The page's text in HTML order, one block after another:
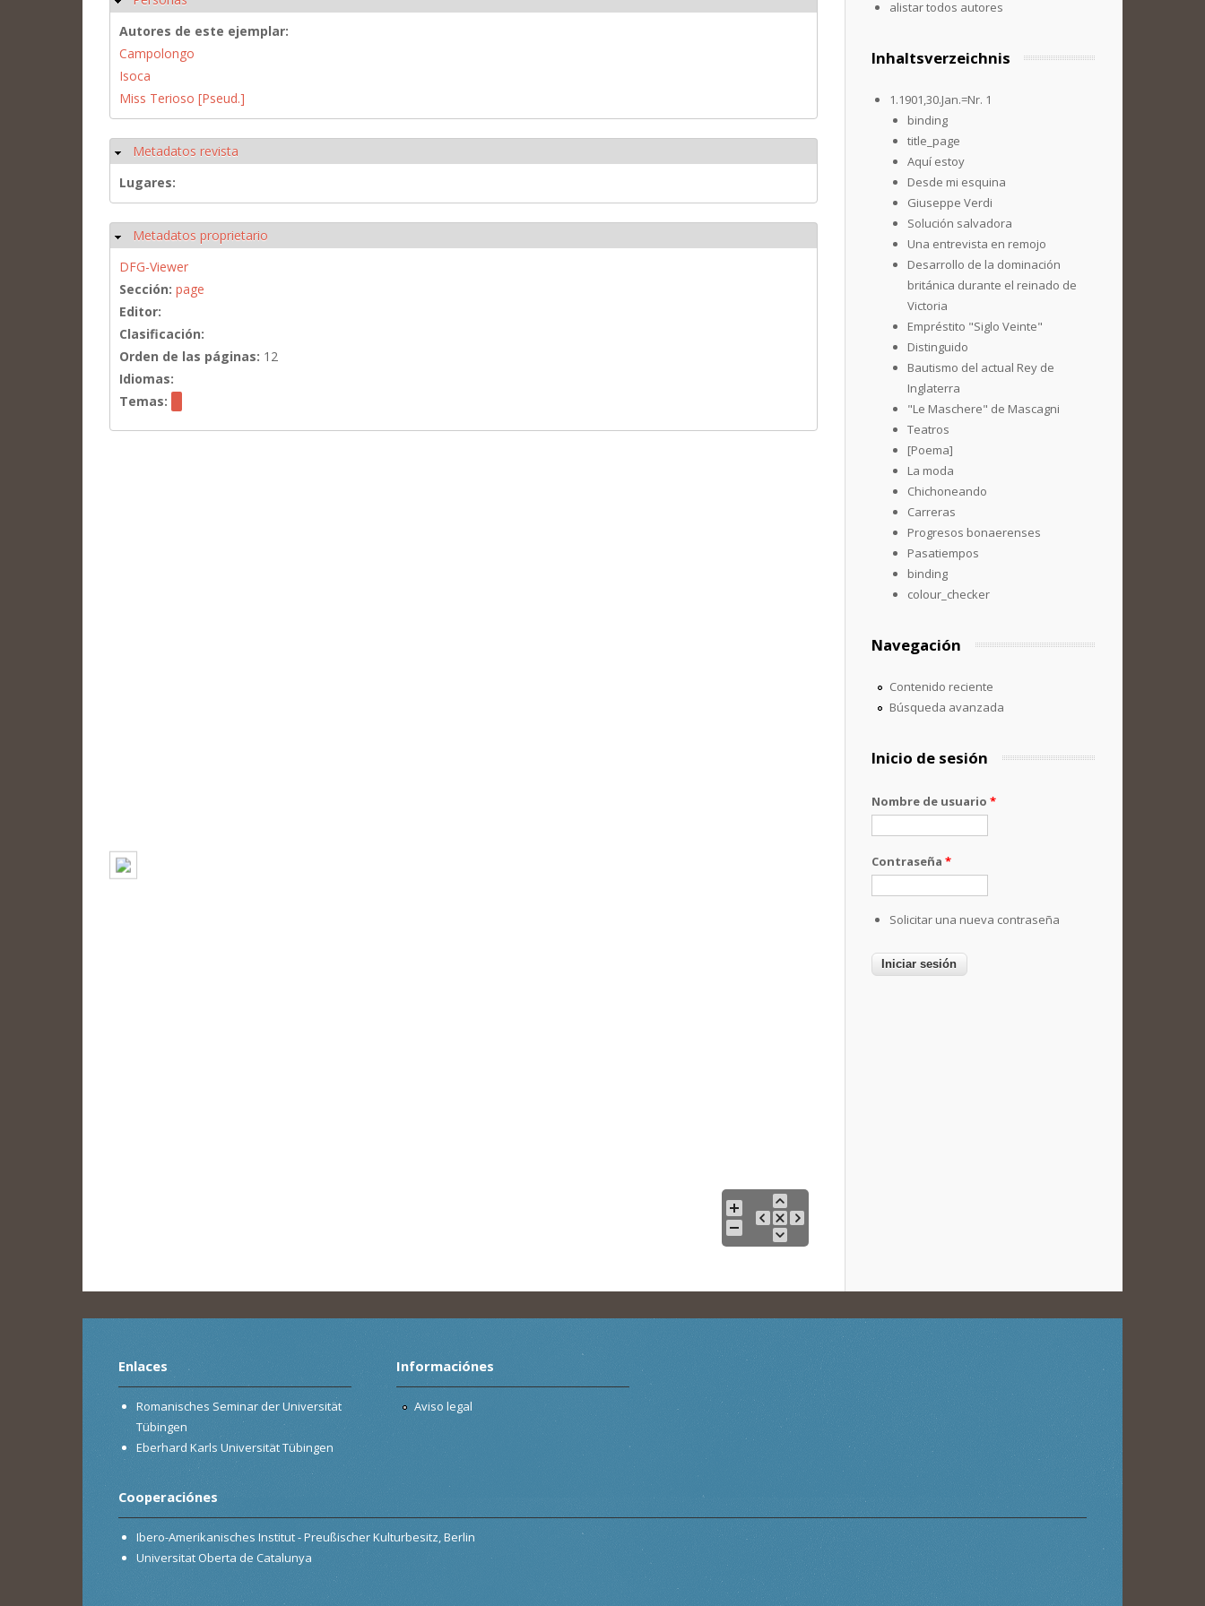
Autores de este ejemplar:
Campolongo
Isoca
Miss Terioso [Pseud.]
Ocultar
Metadatos revista
Lugares:
Ocultar
Metadatos proprietario
DFG-Viewer
Sección: page
Editor:
Clasificación:
Orden de las páginas: 12
Idiomas:
Temas:
alistar todos autores
Inhaltsverzeichnis
1.1901,30.Jan.=Nr. 1
binding
title_page
Aquí estoy
Desde mi esquina
Giuseppe Verdi
Solución salvadora
Una entrevista en remojo
Desarrollo de la dominación
británica durante el reinado de
Victoria
Empréstito "Siglo Veinte"
Distinguido
Bautismo del actual Rey de
Inglaterra
"Le Maschere" de Mascagni
Teatros
[Poema]
La moda
Chichoneando
Carreras
Progresos bonaerenses
Pasatiempos
binding
colour_checker
Navegación
Contenido reciente
Búsqueda avanzada
Inicio de sesión
Nombre de usuario *
Contraseña *
Solicitar una nueva contraseña
Enlaces
Romanisches Seminar der Universität
Tübingen
Eberhard Karls Universität Tübingen
Informaciónes
Aviso legal
Cooperaciónes
Ibero-Amerikanisches Institut - Preußischer Kulturbesitz, Berlin
Universitat Oberta de Catalunya